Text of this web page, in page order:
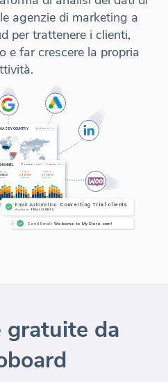
agenzie di marketing a
per trattenere i clienti,
e far crescere la propria
da